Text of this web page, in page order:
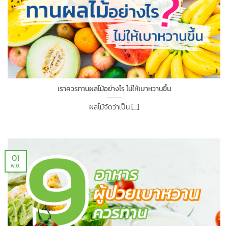
เราควรทานผลไม้อย่างไร ไม่ให้เบาหวานขึ้น
ผลไม้จัดว่าเป็น [...]
01
พ.ย.